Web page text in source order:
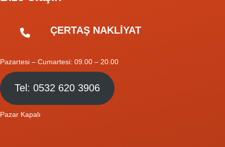
ÇERTAŞ NAKLİYAT
Pazartesi – Cumartesi: 09.00 – 20.00
Tel: 0532 620 3906
Pazar Kapalı